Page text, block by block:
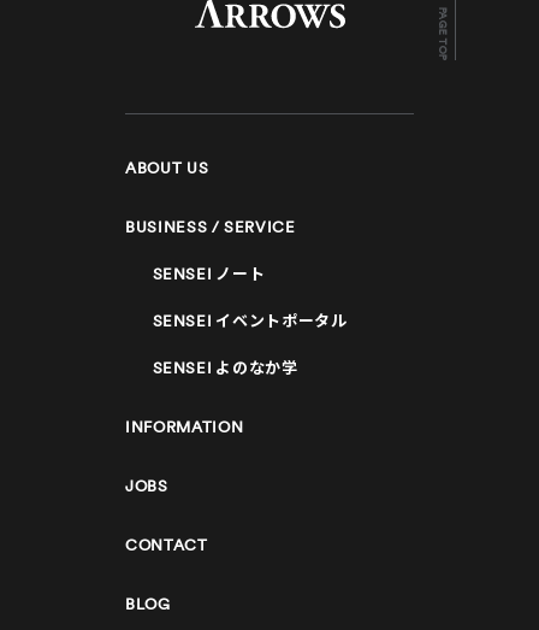
PAGE TOP
ABOUT US
BUSINESS / SERVICE
SENSEI ノート
SENSEI イベントポータル
SENSEI よのなか学
INFORMATION
JOBS
CONTACT
BLOG